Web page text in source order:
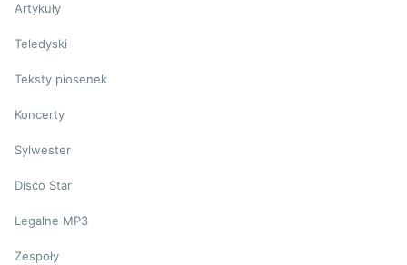
Artykuły
Teledyski
Teksty piosenek
Koncerty
Sylwester
Disco Star
Legalne MP3
Zespoły